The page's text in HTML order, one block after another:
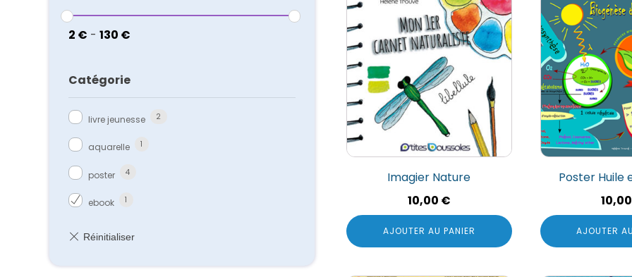
2 € - 130 €
Catégorie
livre jeunesse 2
aquarelle 1
poster 4
ebook 1
Imagier Nature
10,00 €
AJOUTER AU PANIER
Poster Huile
10,00
AJOUTER